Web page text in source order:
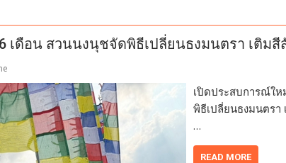
เดือน สวนนงนุชจัดพิธีเปลี่ยนธงมนตรา เติมสี
เปิดประสบการณ์ใ
พิธีเปลี่ยนธงมนตรา
…
READ MORE